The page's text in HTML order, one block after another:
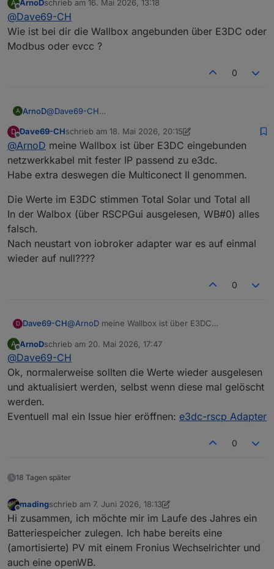
Danke für Eure Deine Hilfe
A
Offline
ArnoDschrieb am 16. Mai 2026, 13:18
zuletzt editiert von
@Dave69-CH
Wie ist bei dir die Wallbox angebunden über E3DC oder
Modbus oder evcc ?
0
A ArnoD@Dave69-CH
Modbus oder evcc ?
D
Offline
Dave69-CHschrieb am 18. Mai 2026, 20:15
zuletzt editiert von Dave69-CH
@ArnoD meine Wallbox ist über E3DC eingebunden
netzwerkkabel mit fester IP passend zu e3dc.
Habe extra deswegen die Multiconect II genommen.
Die Werte im E3DC stimmen Total Solar und Total all
In der Walbox (über RSCPGui ausgelesen, WB#0) alles
falsch.
Nach neustart von iobroker adapter war es auf einmal
wieder auf null????
0
D Dave69-CH@ArnoD meine Wallbox ist über E3DC
zu e3dc.
Habe extra deswegen die Multiconect II
genommen.
Die Werte im E3DC stimmen Total Solar und Total
all
In der Walbox (über RSCPGui ausgelesen, WB#0)
alles falsch.
Nach neustart von iobroker adapter war es auf
A
Offline
ArnoDschrieb am 20. Mai 2026, 17:47
zuletzt editiert von
@Dave69-CH
Ok, normalerweise sollten die Werte wieder ausgelesen
und aktualisiert werden, selbst wenn diese mal gelöscht
werden.
Eventuell mal ein Issue hier eröffnen: e3dc-rscp Adapter
0
18 Tagen später
madingschrieb am 7. Juni 2026, 18:13
zuletzt editiert von mading6. Juli 2026, 20:14
Hi zusammen, ich möchte mir im Laufe des Jahres ein
Batteriespeicher zulegen. Ich habe bereits eine
(amortisierte) PV mit einem Fronius Wechselrichter und
auch eine openWB.